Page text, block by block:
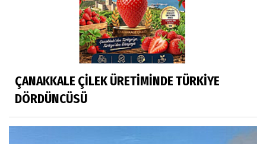
ÇANAKKALE ÇİLEK ÜRETİMİNDE TÜRKİYE
DÖRDÜNCÜSÜ